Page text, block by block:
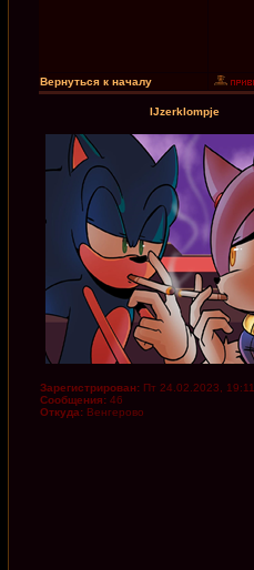
Вернуться к началу
IJzerklompje
Зарегистрирован: Пт 24.02.2023, 19:11
Сообщения: 46
Откуда: Венгерово